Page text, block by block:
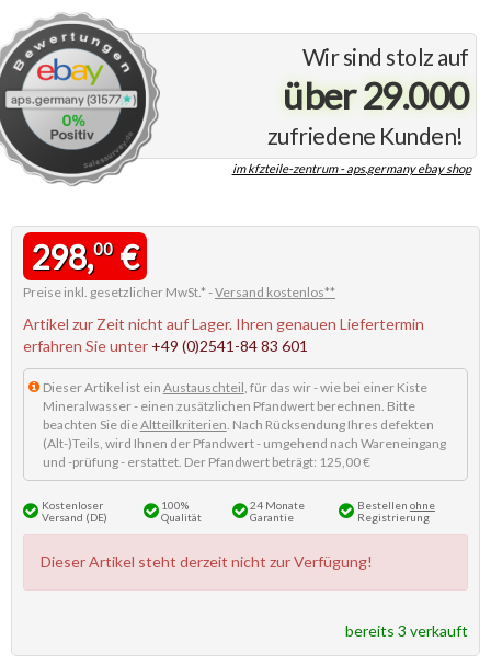
Wir sind stolz auf
über 29.000
zufriedene Kunden!
im kfzteile-zentrum - aps.germany ebay shop
298,00€
Preise inkl. gesetzlicher MwSt.* -Versand kostenlos**
Artikel zur Zeit nicht auf Lager. Ihren genauen Liefertermin
erfahren Sie unter +49 (0)2541-84 83 601
Dieser Artikel ist ein Austauschteil, für das wir - wie bei einer Kiste
Mineralwasser - einen zusätzlichen Pfandwert berechnen. Bitte
beachten Sie dieAltteilkriterien. Nach Rücksendung Ihres defekten
(Alt-)Teils, wird Ihnen der Pfandwert - umgehend nach Wareneingang
und -prüfung - erstattet. Der Pfandwert beträgt: 125,00 €
Kostenloser
Versand (DE)
100%
Qualität
24 Monate
Garantie
Bestellen ohne
Registrierung
Dieser Artikel steht derzeit nicht zur Verfügung!
bereits 3 verkauft